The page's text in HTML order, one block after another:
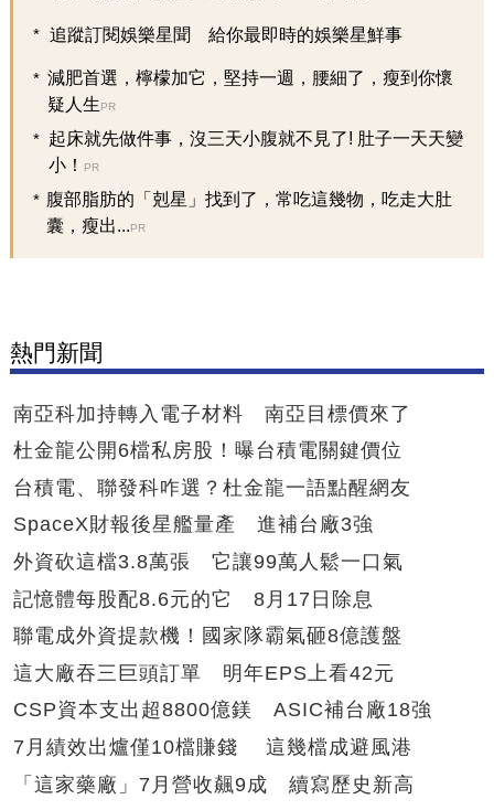
追蹤訂閱娛樂星聞 給你最即時的娛樂星鮮事
減肥首選，檸檬加它，堅持一週，腰細了，瘦到你懷
疑人生PR
起床就先做件事，沒三天小腹就不見了! 肚子一天天變
小！
PR
腹部脂肪的「剋星」找到了，常吃這幾物，吃走大肚
囊，瘦出...PR
熱門新聞
南亞科加持轉入電子材料 南亞目標價來了
杜金龍公開6檔私房股！曝台積電關鍵價位
台積電、聯發科咋選？杜金龍一語點醒網友
SpaceX財報後星艦量產 進補台廠3強
外資砍這檔3.8萬張 它讓99萬人鬆一口氣
記憶體每股配8.6元的它 8月17日除息
聯電成外資提款機！國家隊霸氣砸8億護盤
這大廠吞三巨頭訂單 明年EPS上看42元
CSP資本支出超8800億鎂 ASIC補台廠18強
7月績效出爐僅10檔賺錢 這幾檔成避風港
「這家藥廠」7月營收飆9成 續寫歷史新高